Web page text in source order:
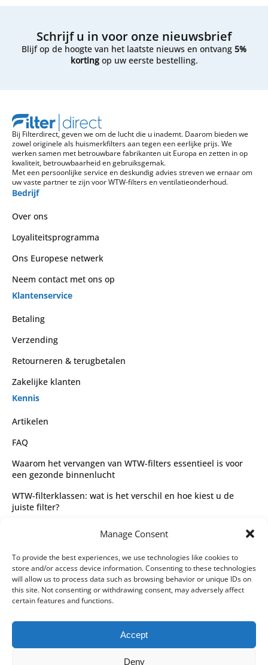
Manage Consent
To provide the best experiences, we use technologies like cookies to
store and/or access device information. Consenting to these technologies
will allow us to process data such as browsing behavior or unique IDs on
this site. Not consenting or withdrawing consent, may adversely affect
certain features and functions.
Accept
Deny
Schrijf u in voor onze nieuwsbrief
Blijf op de hoogte van het laatste nieuws en ontvang 5%
kortingop uw eerste bestelling.
Bij Filterdirect, geven we om de lucht die u inademt. Daarom bieden we
zowel originele als huismerkfilters aan tegen een eerlijke prijs. We
werken samen met betrouwbare fabrikanten uit Europa en zetten in op
kwaliteit, betrouwbaarheid en gebruiksgemak.
Met een persoonlijke service en deskundig advies streven we ernaar om
uw vaste partner te zijn voor WTW-filters en ventilatieonderhoud.
Bedrijf
Over ons
Loyaliteitsprogramma
Ons Europese netwerk
Neem contact met ons op
Klantenservice
Betaling
Verzending
Retourneren & terugbetalen
Zakelijke klanten
Kennis
Artikelen
FAQ
Waarom het vervangen van WTW-filters essentieel is voor
een gezonde binnenlucht
WTW-filterklassen: wat is het verschil en hoe kiest u de
juiste filter?
Complete gids voor WTW-filtertypes en het kiezen van de
Wettelijk
Algemene voorwaarden
Privacybeleid
Leveringspartners
Betaalmethoden